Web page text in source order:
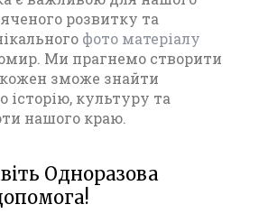
розвитку та
фото матеріалу
Ми прагнемо створити
кожен зможе знайти
історію, культуру та
нашого краю.
Одноразова